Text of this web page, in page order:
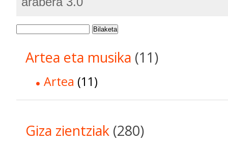
Bilaketa
Artea eta musika (11)
Artea (11)
Giza zientziak (280)